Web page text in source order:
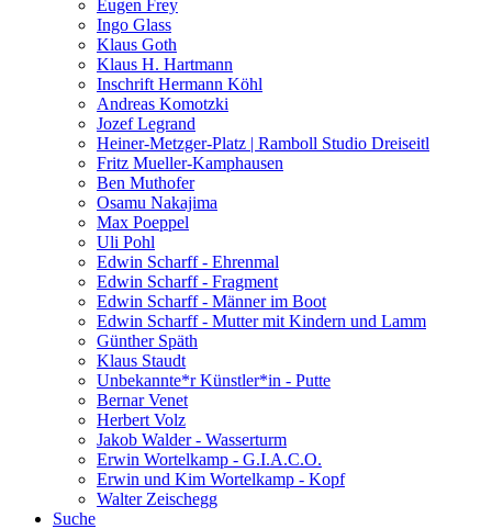
Eugen Frey
Ingo Glass
Klaus Goth
Klaus H. Hartmann
Inschrift Hermann Köhl
Andreas Komotzki
Jozef Legrand
Heiner-Metzger-Platz | Ramboll Studio Dreiseitl
Fritz Mueller-Kamphausen
Ben Muthofer
Osamu Nakajima
Max Poeppel
Uli Pohl
Edwin Scharff - Ehrenmal
Edwin Scharff - Fragment
Edwin Scharff - Männer im Boot
Edwin Scharff - Mutter mit Kindern und Lamm
Günther Späth
Klaus Staudt
Unbekannte*r Künstler*in - Putte
Bernar Venet
Herbert Volz
Jakob Walder - Wasserturm
Erwin Wortelkamp - G.I.A.C.O.
Erwin und Kim Wortelkamp - Kopf
Walter Zeischegg
Suche